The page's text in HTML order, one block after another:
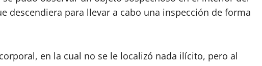
descendiera para llevar a cabo una inspección de forma
en la cual no se le localizó nada ilícito, pero al